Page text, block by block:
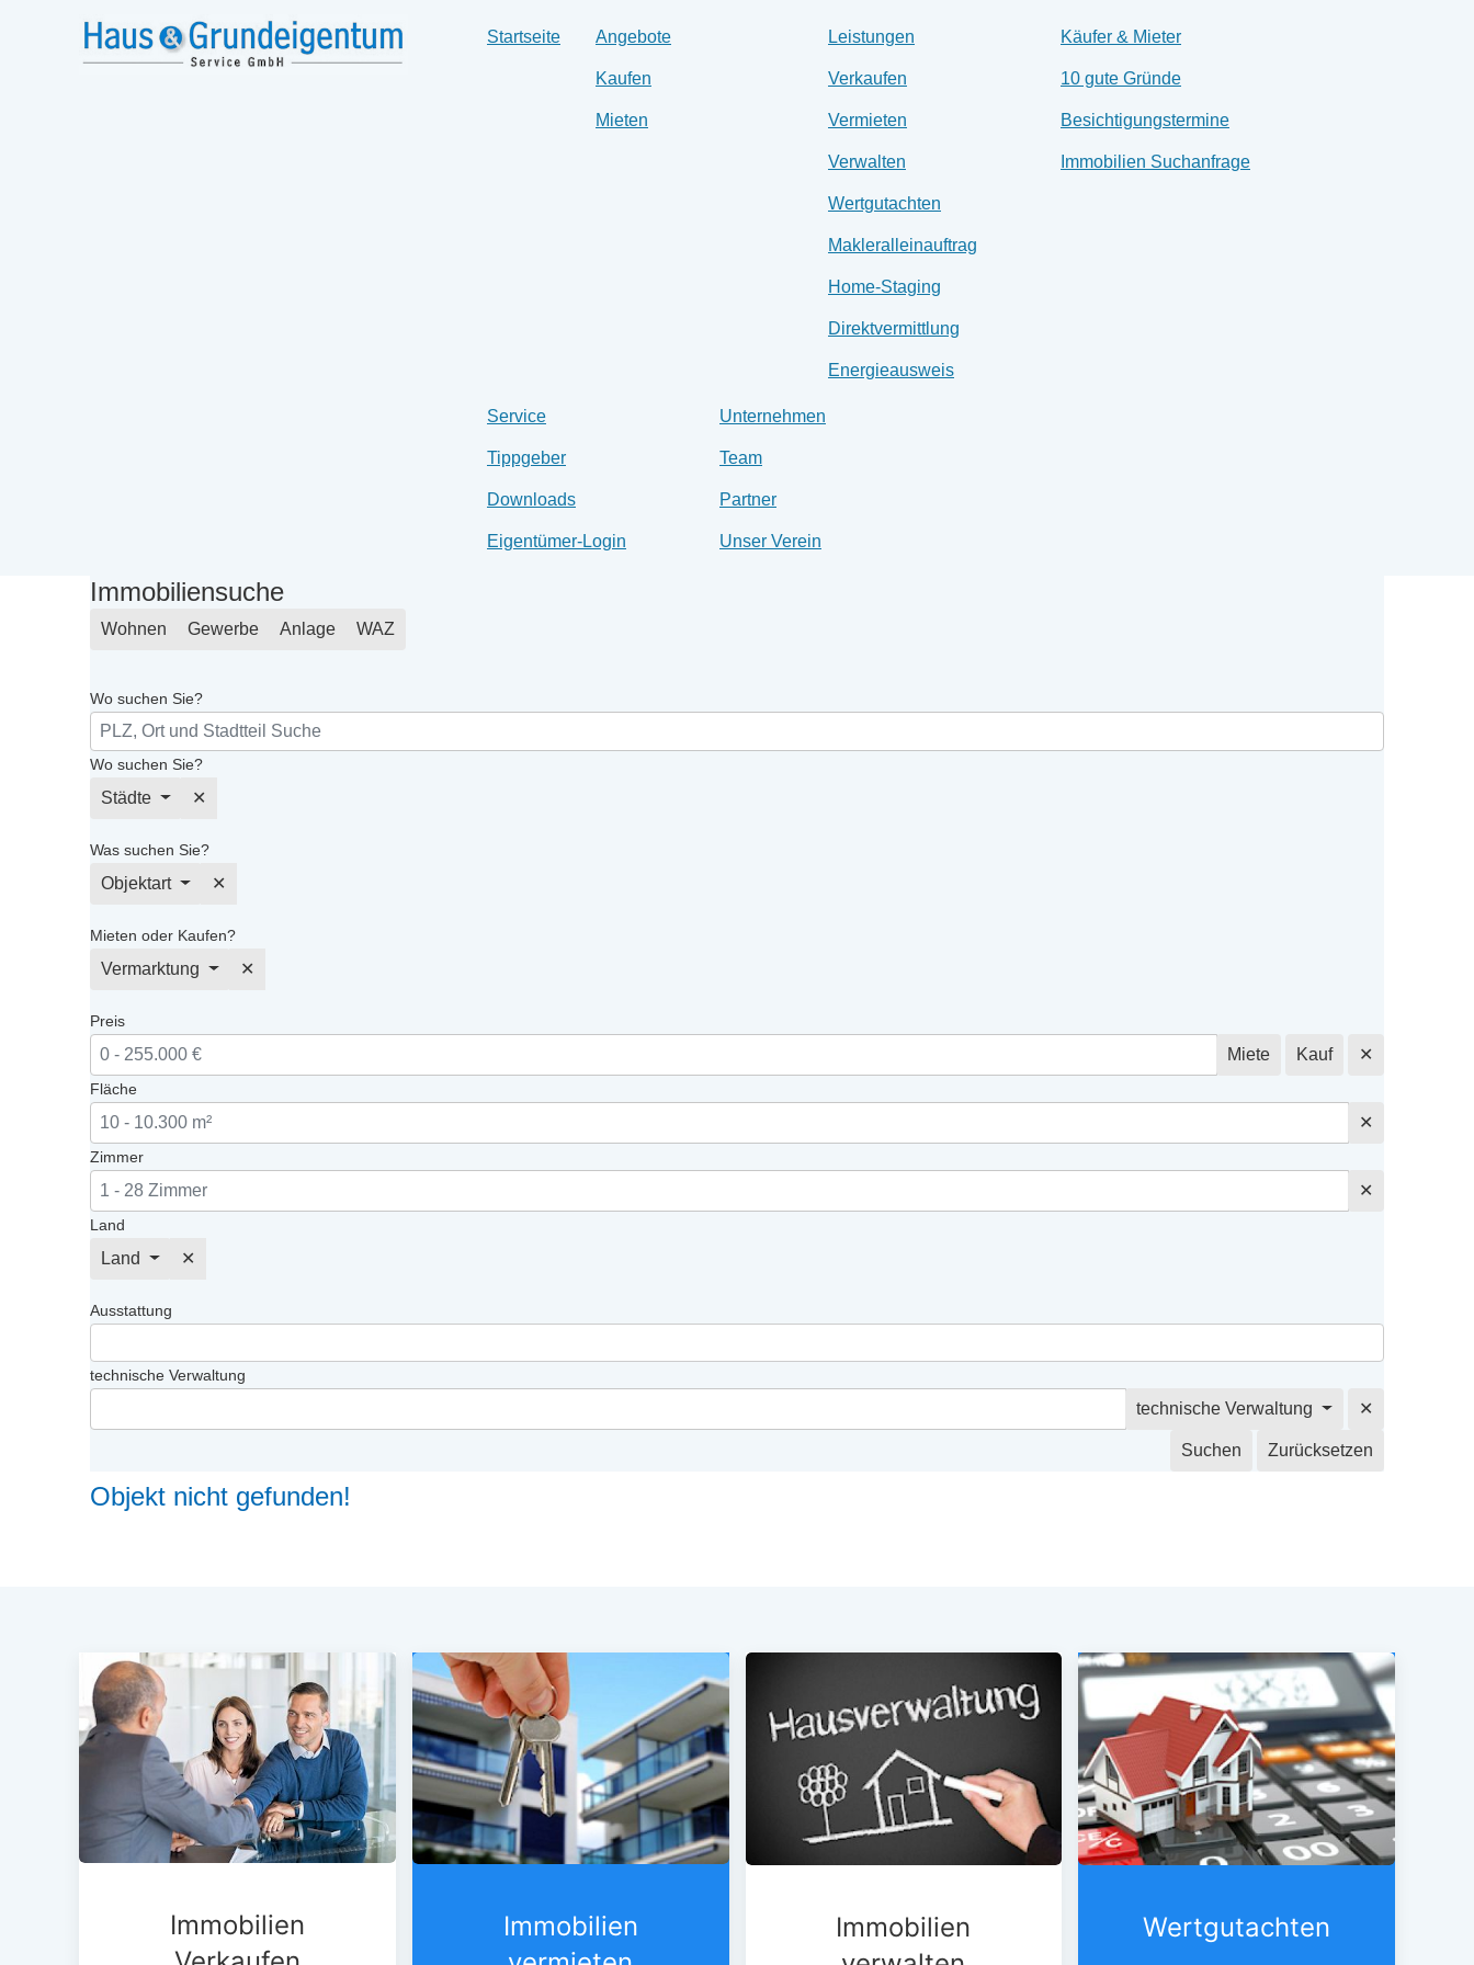
Startseite Angebote
Kaufen
Mieten
Leistungen
Verkaufen
Vermieten
Verwalten
Wertgutachten
Makleralleinauftrag
Home-Staging
Direktvermittlung
Energieausweis
Käufer & Mieter
10 gute Gründe
Besichtigungstermine
Immobilien Suchanfrage
Service
Tippgeber
Downloads
Eigentümer-Login
Unternehmen
Team
Partner
Unser Verein
Immobiliensuche
Wohnen Gewerbe Anlage WAZ
Wo suchen Sie?
Wo suchen Sie?
Städte ✕
Was suchen Sie?
Objektart ✕
Mieten oder Kaufen?
Vermarktung ✕
Preis
Miete Kauf ✕
Fläche
✕
Zimmer
✕
Land
Land ✕
Ausstattung
technische Verwaltung
technische Verwaltung ✕
Suchen Zurücksetzen
Objekt nicht gefunden!
Immobilien
Immobilien
Immobilien
Wertgutachten